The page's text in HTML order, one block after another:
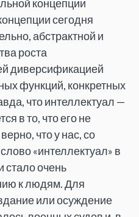
концепции
сегодня
абстрактной и
роста
диверсификацией
функций, конкретных
что интеллектуал —
в то, что его не
что у нас, со
«интеллектуал» в
стало очень
к людям. Для
или осуждение